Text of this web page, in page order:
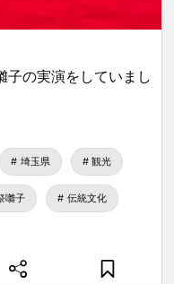
子の実演をしていまし
埼玉県 観光
囃子 伝統文化